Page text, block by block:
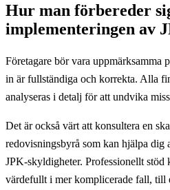
Hur man förbereder
implementeringen av
Företagare bör vara uppmärksamma
in är fullständiga och korrekta. Alla
analyseras i detalj för att undvika
Det är också värt att konsultera en
redovisningsbyrå som kan hjälpa
JPK-skyldigheter. Professionellt stöd
värdefullt i mer komplicerade fall, till